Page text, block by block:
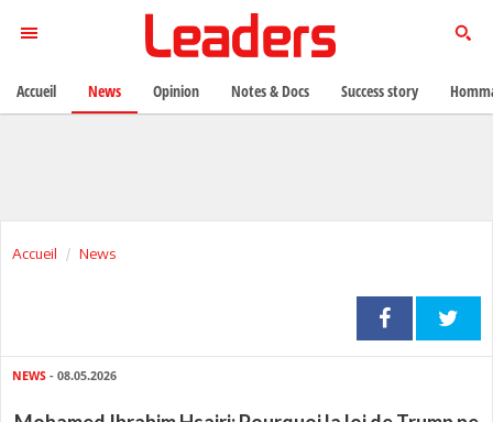
Accueil News
NEWS - 08.05.2026
Accueil News Opinion Notes & Docs Success story